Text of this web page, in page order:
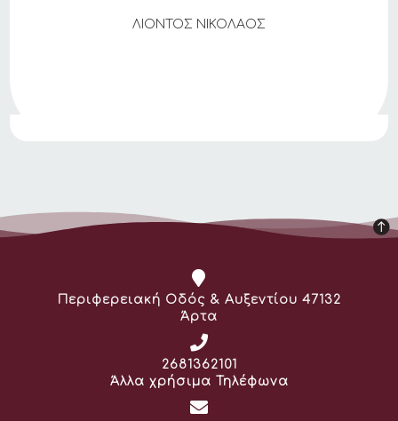
ΛΙΟΝΤΟΣ ΝΙΚΟΛΑΟΣ
Διεύθυνση:
Περιφερειακή Οδός & Αυξεντίου 47132
Άρτα
Τηλέφωνο:
2681362101
Άλλα χρήσιμα Τηλέφωνα